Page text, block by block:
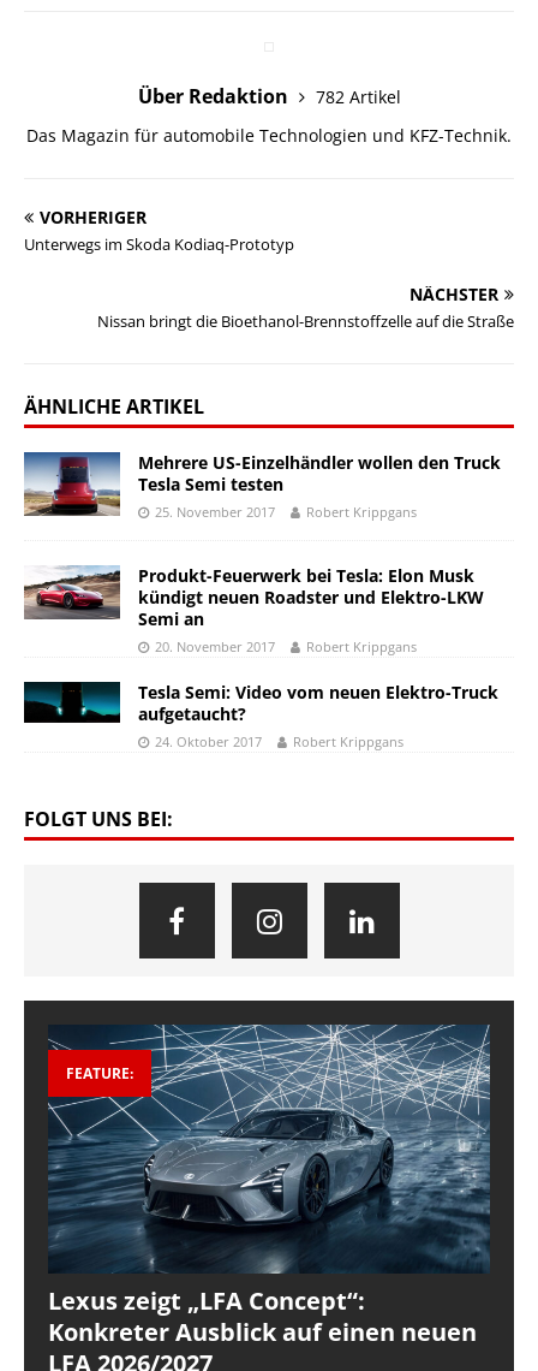
Über Redaktion
782 Artikel
Das Magazin für automobile Technologien und KFZ-Technik.
VORHERIGER
Unterwegs im Skoda Kodiaq-Prototyp
NÄCHSTER
Nissan bringt die Bioethanol-Brennstoffzelle auf die Straße
ÄHNLICHE ARTIKEL
Mehrere US-Einzelhändler wollen den Truck
Tesla Semi testen
25. November 2017 Robert Krippgans
Produkt-Feuerwerk bei Tesla: Elon Musk
kündigt neuen Roadster und Elektro-LKW
Semi an
20. November 2017 Robert Krippgans
Tesla Semi: Video vom neuen Elektro-Truck
aufgetaucht?
24. Oktober 2017 Robert Krippgans
FOLGT UNS BEI:
FEATURE:
Lexus zeigt „LFA Concept“:
Konkreter Ausblick auf einen neuen
LFA 2026/2027